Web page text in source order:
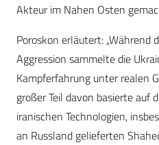
Akteur im Nahen Osten
Poroskon erläutert: „Während
Aggression sammelte die
Kampferfahrung unter realen
großer Teil davon basierte auf
iranischen Technologien,
an Russland gelieferten